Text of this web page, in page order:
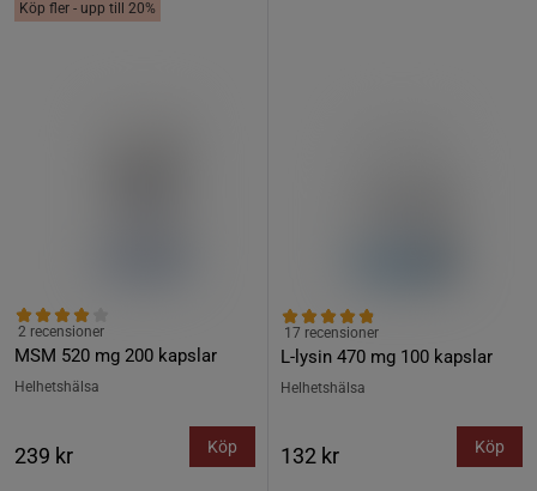
Köp fler - upp till 20%
MSM 520 mg 200 kapslar
2 recensioner
Helhetshälsa
239 kr Köp
L-lysin 470 mg 100 kapslar
17 recensioner
Helhetshälsa
132 kr Köp